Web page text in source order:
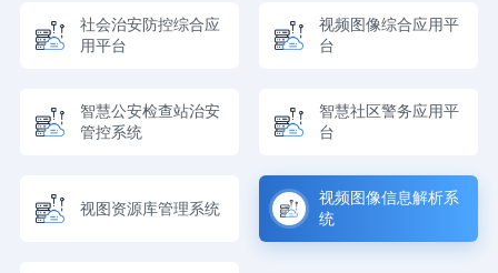
社会治安防控综合应
用平台
视频图像综合应用平
台
智慧公安检查站治安
管控系统
智慧社区警务应用平
台
视图资源库管理系统
视频图像信息解析系
统